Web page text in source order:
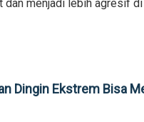
menjadi lebih agresif
Dingin Ekstrem Bisa